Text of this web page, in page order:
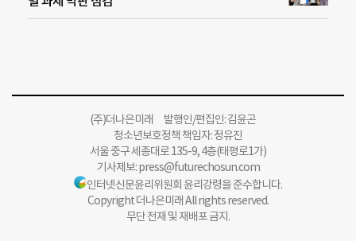
(주)더나은미래 발행인/편집인: 김윤곤
청소년보호정책 책임자: 정유진
서울 중구 세종대로 135-9, 4층(태평로1가)
기사제보:press@futurechosun.com
인터넷신문윤리위원회 윤리강령을 준수합니다.
Copyright 더나은미래 All rights reserved.
무단 전재 및 재배포 금지.